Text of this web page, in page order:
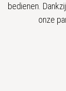
bedienen.
onze